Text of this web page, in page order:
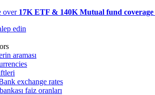
over 17K ETF & 140K Mutual fund coverage
edin
araması
exchange rates
faiz oranları